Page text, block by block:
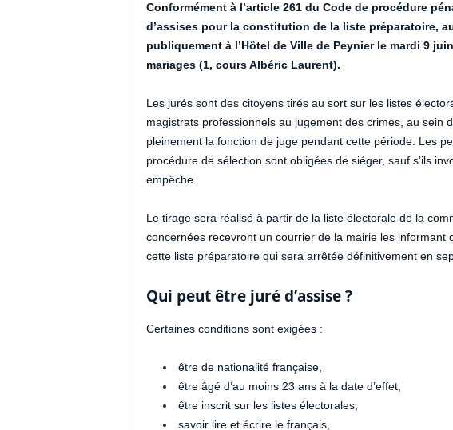
Conformément à l’article 261 du Code de procédure
d’assises pour la constitution de la liste préparatoire,
publiquement à l’Hôtel de Ville de Peynier le mardi 9
mariages (1, cours Albéric Laurent).
Les jurés sont des citoyens tirés au sort sur les listes
magistrats professionnels au jugement des crimes, au sein
pleinement la fonction de juge pendant cette période. Les
procédure de sélection sont obligées de siéger, sauf s’ils
empêche.
Le tirage sera réalisé à partir de la liste électorale de la
concernées recevront un courrier de la mairie les informant
cette liste préparatoire qui sera arrêtée définitivement en
Qui peut être juré d’assise ?
Certaines conditions sont exigées :
être de nationalité française,
être âgé d’au moins 23 ans à la date d’effet,
être inscrit sur les listes électorales,
savoir lire et écrire le français,